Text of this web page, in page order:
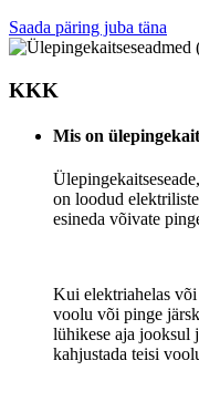
Saada päring juba täna
KKK
Mis on
on loodud
esineda võivate
Kui elektriahelas või
voolu või pinge
lühikese aja jooksul
kahjustada teisi